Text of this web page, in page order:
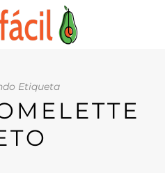
Etiqueta